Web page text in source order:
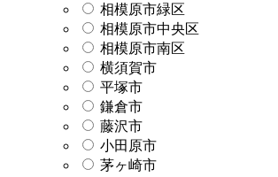
相模原市緑区
相模原市中央区
相模原市南区
横須賀市
平塚市
鎌倉市
藤沢市
小田原市
茅ヶ崎市